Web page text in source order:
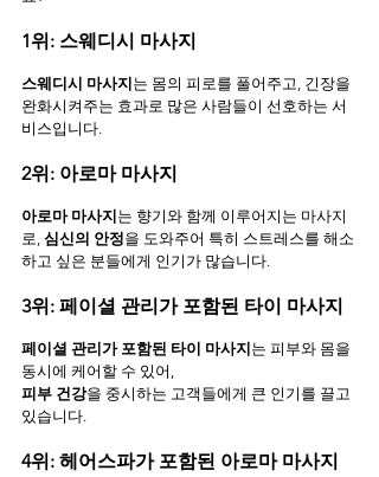
1위: 스웨디시 마사지
스웨디시 마사지 는 몸의 피로를 풀어주고, 긴장을
완화시켜주는 효과로 많은 사람들이 선호하는 서
비스입니다.
2위: 아로마 마사지
아로마 마사지 는 향기와 함께 이루어지는 마사지
로, 심신의 안정을 도와주어 특히 스트레스를 해소
하고 싶은 분들에게 인기가 많습니다.
3위: 페이셜 관리가 포함된 타이 마사지
페이셜 관리가 포함된 타이 마사지 는 피부와 몸을
동시에 케어할 수 있어,
피부 건강을 중시하는 고객들에게 큰 인기를 끌고
있습니다.
4위: 헤어스파가 포함된 아로마 마사지